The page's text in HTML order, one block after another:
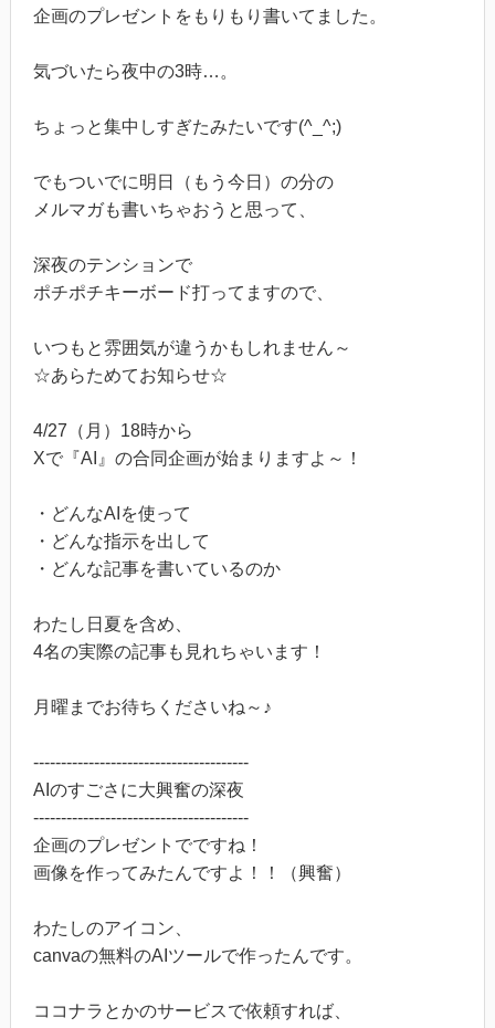
企画のプレゼントをもりもり書いてました。
気づいたら夜中の3時…。
ちょっと集中しすぎたみたいです(^_^;)
でもついでに明日（もう今日）の分の
メルマガも書いちゃおうと思って、
深夜のテンションで
ポチポチキーボード打ってますので、
いつもと雰囲気が違うかもしれません～
☆あらためてお知らせ☆
4/27（月）18時から
Xで『AI』の合同企画が始まりますよ～！
・どんなAIを使って
・どんな指示を出して
・どんな記事を書いているのか
わたし日夏を含め、
4名の実際の記事も見れちゃいます！
月曜までお待ちくださいね～♪
---------------------------------------
AIのすごさに大興奮の深夜
---------------------------------------
企画のプレゼントでですね！
画像を作ってみたんですよ！！（興奮）
わたしのアイコン、
canvaの無料のAIツールで作ったんです。
ココナラとかのサービスで依頼すれば、